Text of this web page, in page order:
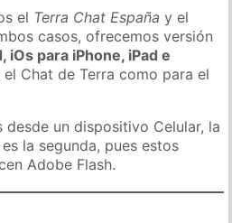
el Terra Chat España y el
casos, ofrecemos versión
para iPhone, iPad e
Chat de Terra como para el
desde un dispositivo Celular, la
la segunda, pues estos
Adobe Flash.